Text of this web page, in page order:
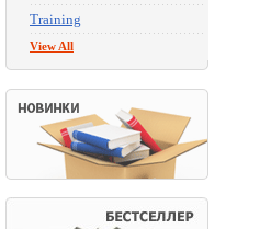
Training
View All